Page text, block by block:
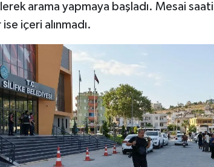
arama yapmaya başladı. Mesai
içeri alınmadı.